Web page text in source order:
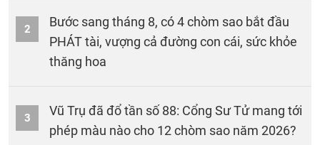
2
Bước sang tháng 8, có 4 chòm sao bắt đầu
PHÁT tài, vượng cả đường con cái, sức khỏe
thăng hoa
3
Vũ Trụ đã đổ tần số 88: Cổng Sư Tử mang tới
phép màu nào cho 12 chòm sao năm 2026?